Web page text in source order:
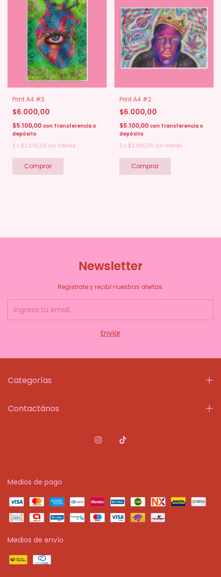
Print A4 #3
$6.000,00
$5.100,00 con Transferencia o
depósito
3 x $2.000,00 sin interés
Print A4 #2
$6.000,00
$5.100,00 con Transferencia o
depósito
3 x $2.000,00 sin interés
Newsletter
Registrate y recibí nuestras ofertas.
Categorías
Contactános
Medios de pago
Medios de envío